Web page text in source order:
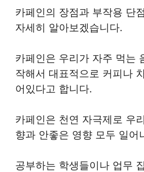
카페인의 장점과 부작용 단
자세히 알아보겠습니다.
카페인은 우리가 자주 먹는
작해서 대표적으로 커피나
어있다고 합니다.
카페인은 천연 자극제로 우
향과 안좋은 영향 모두 일어
공부하는 학생들이나 업무